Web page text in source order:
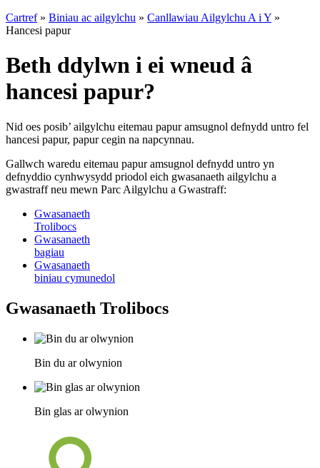
Cartref» Biniau ac ailgylchu » Canllawiau Ailgylchu A i Y »
Hancesi papur
Beth ddylwn i ei wneud â
hancesi papur?
Nid oes posib’ ailgylchu eitemau papur amsugnol defnydd untro fel
hancesi papur, papur cegin na napcynnau.
Gallwch waredu eitemau papur amsugnol defnydd untro yn
defnyddio cynhwysydd priodol eich gwasanaeth ailgylchu a
gwastraff neu mewn Parc Ailgylchu a Gwastraff:
Gwasanaeth
Trolibocs
Gwasanaeth
bagiau
Gwasanaeth
biniau cymunedol
Gwasanaeth Trolibocs
Bin du ar olwynion
Bin glas ar olwynion